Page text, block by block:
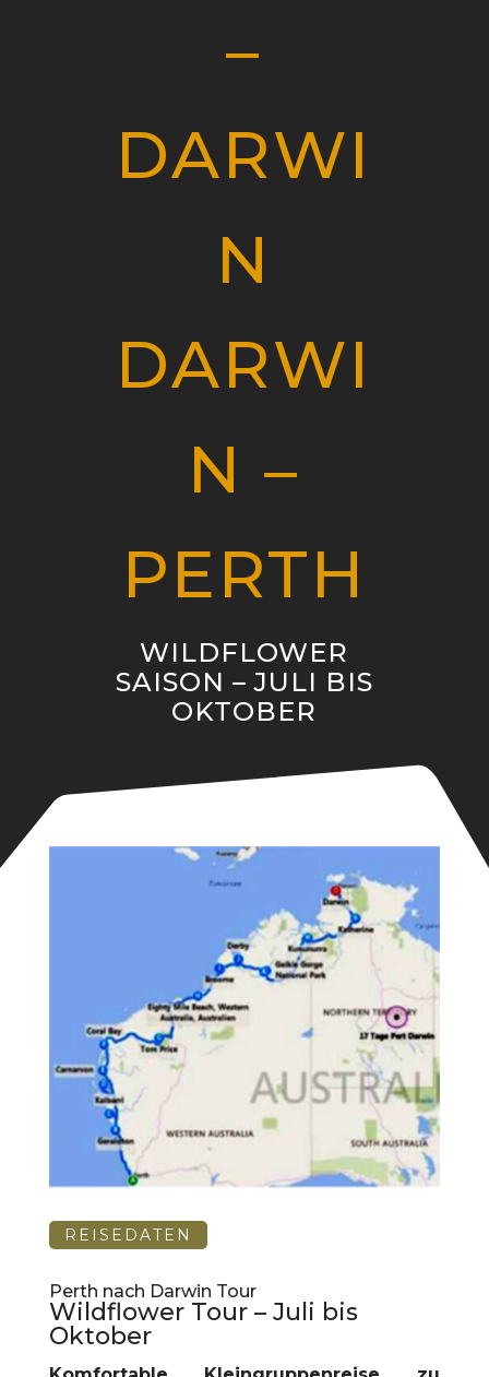
–
DARWI
N
DARWI
N –
PERTH
WILDFLOWER
SAISON – JULI BIS
OKTOBER
REISEDATEN
Perth nach Darwin Tour
Wildflower Tour – Juli bis
Oktober